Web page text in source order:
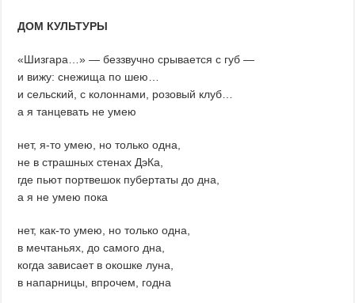
ДОМ КУЛЬТУРЫ
«Шизгара…» — беззвучно срывается с губ —
и вижу: снежища по шею…
и сельский, с колоннами, розовый клуб…
а я танцевать не умею
нет, я-то умею, но только одна,
не в страшных стенах ДэКа,
где пьют портвешок пубертаты до дна,
а я не умею пока
нет, как-то умею, но только одна,
в мечтаньях, до самого дна,
когда зависает в окошке луна,
в напарницы, впрочем, годна